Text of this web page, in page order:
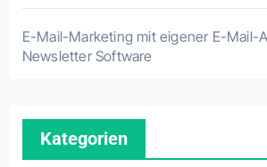
E-Mail-Marketing mit eigener E-Mail-
Newsletter Software
Kategorien